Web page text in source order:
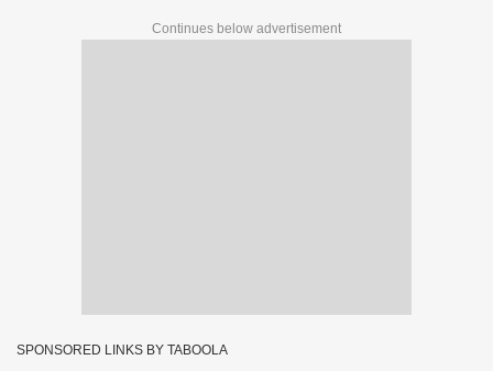
Continues below advertisement
SPONSORED LINKS BY TABOOLA